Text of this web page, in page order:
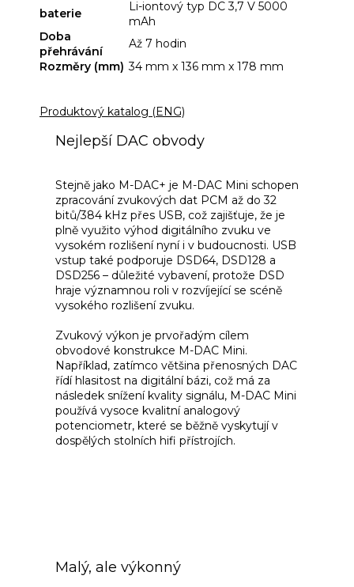
baterie
Li-iontový typ DC 3,7 V 5000
mAh
Doba
přehrávání
Až 7 hodin
Rozměry (mm) 34 mm x 136 mm x 178 mm
Produktový katalog (ENG)
Nejlepší DAC obvody
Stejně jako M-DAC+ je M-DAC Mini schopen
zpracování zvukových dat PCM až do 32
bitů/384 kHz přes USB, což zajišťuje, že je
plně využito výhod digitálního zvuku ve
vysokém rozlišení nyní i v budoucnosti. USB
vstup také podporuje DSD64, DSD128 a
DSD256 – důležité vybavení, protože DSD
hraje významnou roli v rozvíjející se scéně
vysokého rozlišení zvuku.
Zvukový výkon je prvořadým cílem
obvodové konstrukce M-DAC Mini.
Například, zatímco většina přenosných DAC
řídí hlasitost na digitální bázi, což má za
následek snížení kvality signálu, M-DAC Mini
používá vysoce kvalitní analogový
potenciometr, které se běžně vyskytují v
dospělých stolních hifi přístrojích.
Malý, ale výkonný